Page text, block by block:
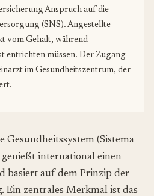
Anspruch auf die
(SNS). Angestellte
vom Gehalt, während
entrichten müssen. Der Zugang
im Gesundheitszentrum, der
Gesundheitssystem (Sistema
genießt international einen
basiert auf dem Prinzip der
Ein zentrales Merkmal ist das